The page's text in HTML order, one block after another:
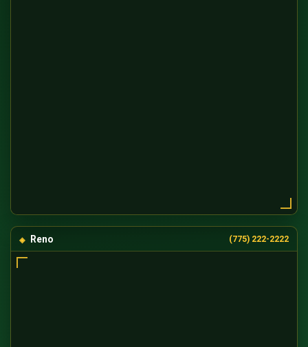
Reno (775) 222-2222